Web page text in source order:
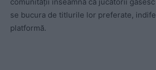
se bucura de titlurile lor preferate,
platformă.